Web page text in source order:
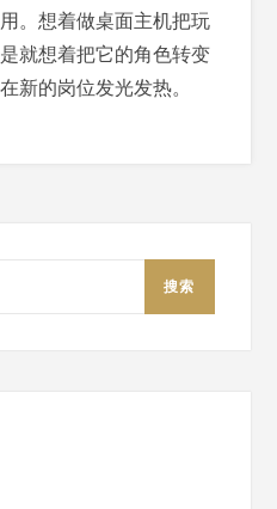
。想着做桌面主机把玩
就想着把它的角色转变
新的岗位发光发热。